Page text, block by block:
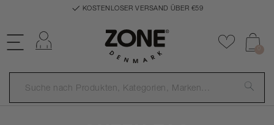
KOSTENLOSER VERSAND ÜBER €59
Zu